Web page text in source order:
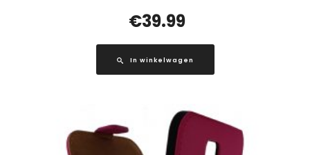
€39.99
In winkelwagen